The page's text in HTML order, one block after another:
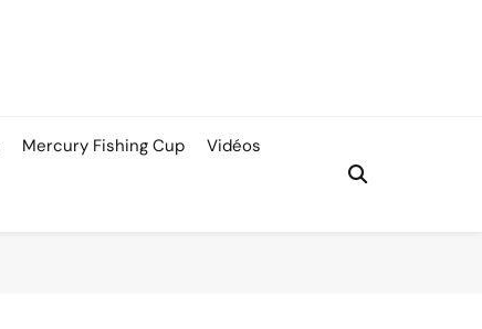
Mercury Fishing Cup Vidéos